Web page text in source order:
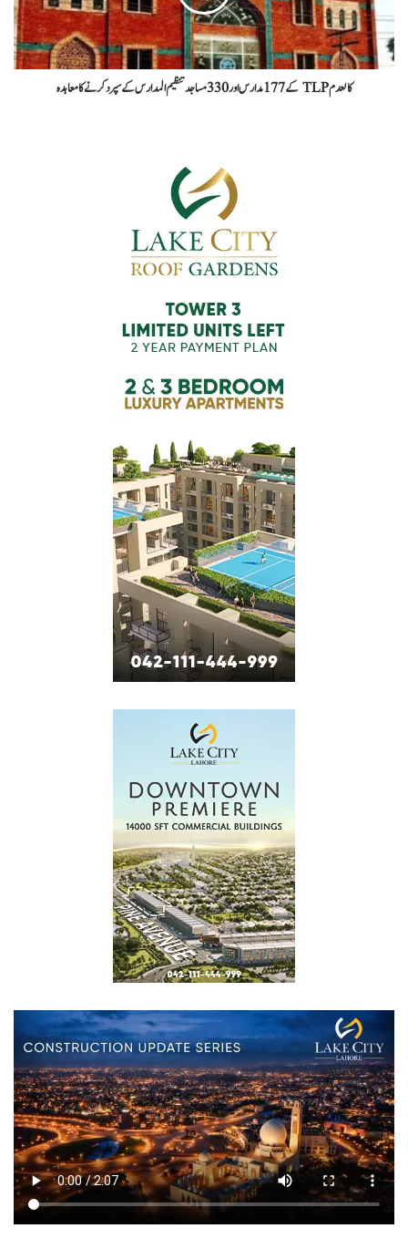
کالعدم TLP کے 177 مدارس اور 330 مساجد تنظیم المدارس کے سپرد کرنے کا معاہدہ